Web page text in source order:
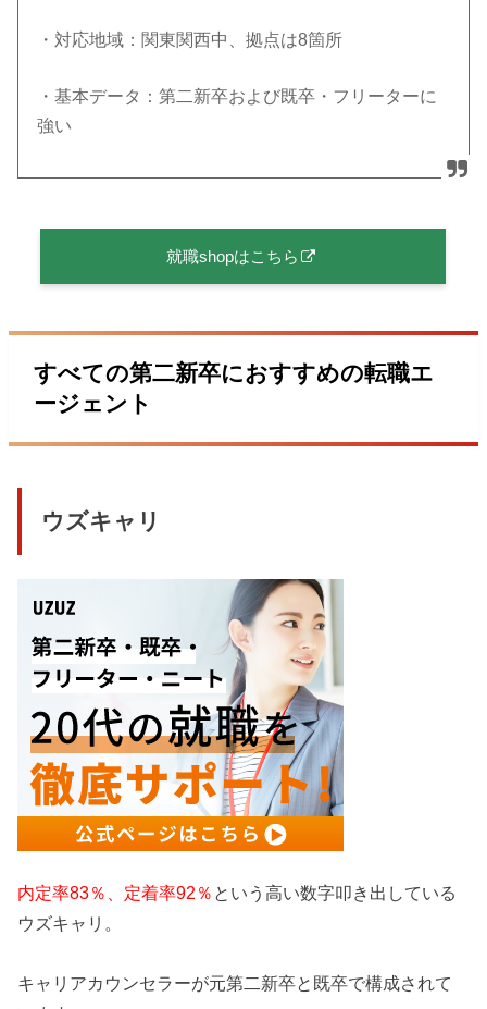
・対応地域：関東関西中、拠点は8箇所
・基本データ：第二新卒および既卒・フリーターに
強い
就職shopはこちら
すべての第二新卒におすすめの転職エ
ージェント
ウズキャリ
内定率83％、定着率92％ という高い数字叩き出している
ウズキャリ。
キャリアカウンセラーが元第二新卒と既卒で構成されて